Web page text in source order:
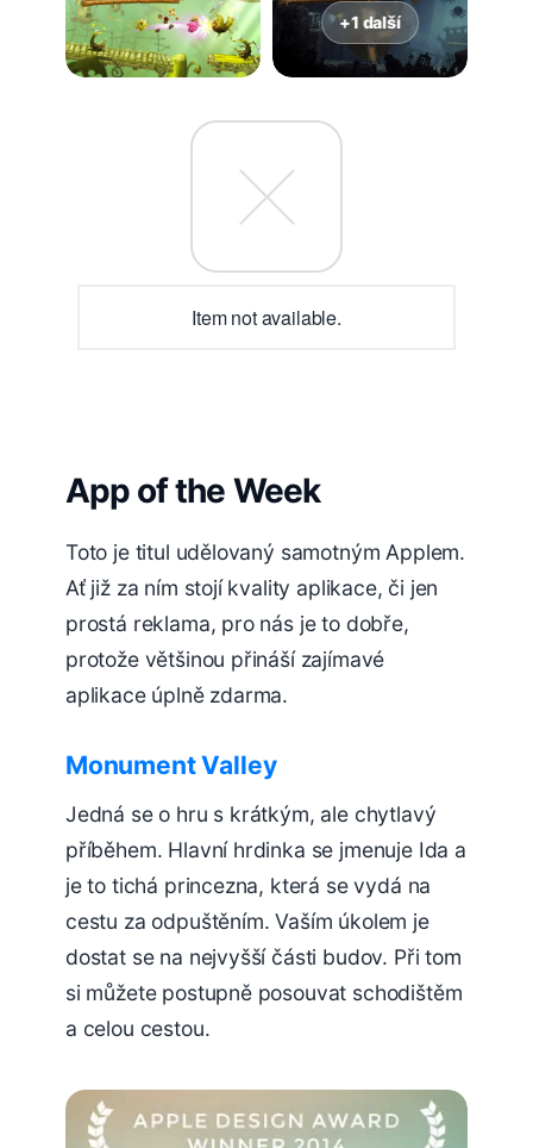
+1 další
Item not available.
App of the Week
Toto je titul udělovaný samotným Applem.
Ať již za ním stojí kvality aplikace, či jen
prostá reklama, pro nás je to dobře,
protože většinou přináší zajímavé
aplikace úplně zdarma.
Monument Valley
Jedná se o hru s krátkým, ale chytlavý
příběhem. Hlavní hrdinka se jmenuje Ida a
je to tichá princezna, která se vydá na
cestu za odpuštěním. Vaším úkolem je
dostat se na nejvyšší části budov. Při tom
si můžete postupně posouvat schodištěm
a celou cestou.